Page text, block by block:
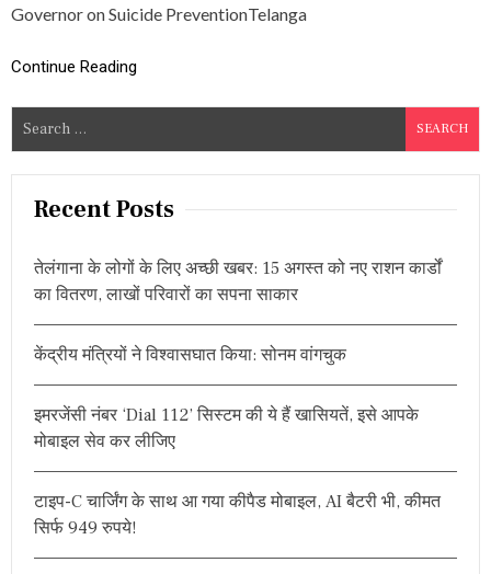
V
O
C
I
P
Governor on Suicide PreventionTelanga
Continue Reading
a
Recent Posts
तेलंगाना के लोगों के लिए अच्छी खबर: 15 अगस्त को नए राशन कार्डों
का वितरण, लाखों परिवारों का सपना साकार
केंद्रीय मंत्रियों ने विश्वासघात किया: सोनम वांगचुक
इमरजेंसी नंबर ‘Dial 112’ सिस्टम की ये हैं खासियतें, इसे आपके
मोबाइल सेव कर लीजिए
टाइप-C चार्जिंग के साथ आ गया कीपैड मोबाइल, AI बैटरी भी, कीमत
सिर्फ 949 रुपये!